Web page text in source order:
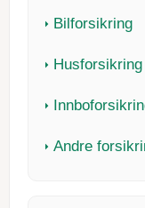
Bilforsikring
Husforsikring
Andre